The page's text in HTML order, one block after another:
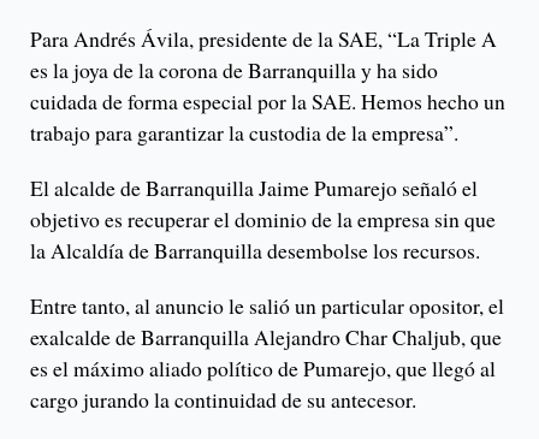
Para Andrés Ávila, presidente de la SAE, “La Triple A
es la joya de la corona de Barranquilla y ha sido
cuidada de forma especial por la SAE. Hemos hecho un
trabajo para garantizar la custodia de la empresa”.
El alcalde de Barranquilla Jaime Pumarejo señaló el
objetivo es recuperar el dominio de la empresa sin que
la Alcaldía de Barranquilla desembolse los recursos.
Entre tanto, al anuncio le salió un particular opositor, el
exalcalde de Barranquilla Alejandro Char Chaljub, que
es el máximo aliado político de Pumarejo, que llegó al
cargo jurando la continuidad de su antecesor.